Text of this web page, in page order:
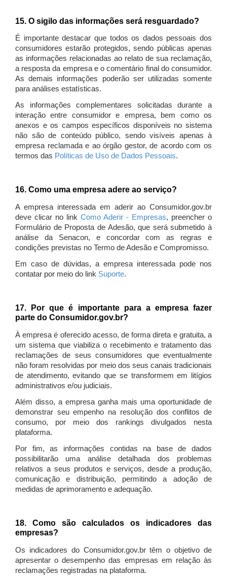
15. O sigilo das informações será resguardado?
É importante destacar que todos os dados pessoais dos
consumidores estarão protegidos, sendo públicas apenas
as informações relacionadas ao relato de sua reclamação,
a resposta da empresa e o comentário final do consumidor.
As demais informações poderão ser utilizadas somente
para análises estatísticas.
As informações complementares solicitadas durante a
interação entre consumidor e empresa, bem como os
anexos e os campos específicos disponíveis no sistema
não são de conteúdo público, sendo visíveis apenas à
empresa reclamada e ao órgão gestor, de acordo com os
termos das Políticas de Uso de Dados Pessoais.
16. Como uma empresa adere ao serviço?
A empresa interessada em aderir ao Consumidor.gov.br
deve clicar no link Como Aderir - Empresas, preencher o
Formulário de Proposta de Adesão, que será submetido à
análise da Senacon, e concordar com as regras e
condições previstas no Termo de Adesão e Compromisso.
Em caso de dúvidas, a empresa interessada pode nos
contatar por meio do link Suporte.
17. Por que é importante para a empresa fazer
parte do Consumidor.gov.br?
À empresa é oferecido acesso, de forma direta e gratuita, a
um sistema que viabiliza o recebimento e tratamento das
reclamações de seus consumidores que eventualmente
não foram resolvidas por meio dos seus canais tradicionais
de atendimento, evitando que se transformem em litígios
administrativos e/ou judiciais.
Além disso, a empresa ganha mais uma oportunidade de
demonstrar seu empenho na resolução dos conflitos de
consumo, por meio dos rankings divulgados nesta
plataforma.
Por fim, as informações contidas na base de dados
possibilitarão uma análise detalhada dos problemas
relativos a seus produtos e serviços, desde a produção,
comunicação e distribuição, permitindo a adoção de
medidas de aprimoramento e adequação.
18. Como são calculados os indicadores das
empresas?
Os indicadores do Consumidor.gov.br têm o objetivo de
apresentar o desempenho das empresas em relação às
reclamações registradas na plataforma.